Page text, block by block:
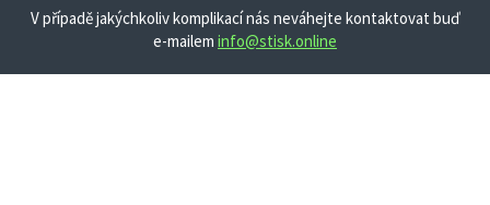
V případě jakýchkoliv komplikací nás neváhejte kontaktovat buď
e-mailem info@stisk.online